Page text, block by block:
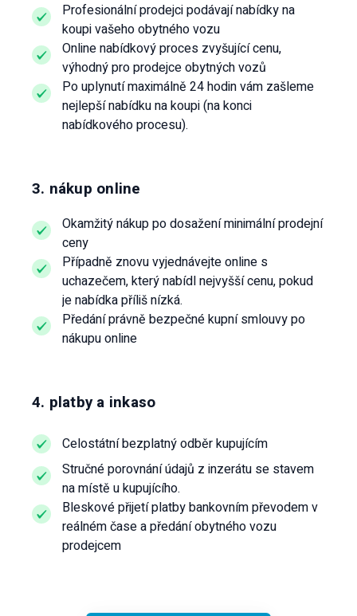
Profesionální prodejci podávají nabídky na
koupi vašeho obytného vozu
Online nabídkový proces zvyšující cenu,
výhodný pro prodejce obytných vozů
Po uplynutí maximálně 24 hodin vám zašleme
nejlepší nabídku na koupi (na konci
nabídkového procesu).
3. nákup online
Okamžitý nákup po dosažení minimální prodejní
ceny
Případně znovu vyjednávejte online s
uchazečem, který nabídl nejvyšší cenu, pokud
je nabídka příliš nízká.
Předání právně bezpečné kupní smlouvy po
nákupu online
4. platby a inkaso
Celostátní bezplatný odběr kupujícím
Stručné porovnání údajů z inzerátu se stavem
na místě u kupujícího.
Bleskové přijetí platby bankovním převodem v
reálném čase a předání obytného vozu
prodejcem